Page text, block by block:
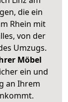
die ein
Rhein mit
von der
Umzugs.
Möbel
ein und
an Ihrem